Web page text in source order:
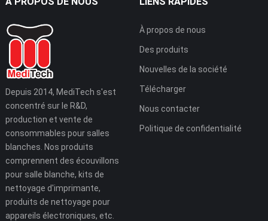
Depuis 2014, MediTech s'est
concentré sur le R&D,
production et vente de
consommables pour salles
blanches. Nos produits
comprennent des écouvillons
pour salle blanche, kits de
nettoyage d'imprimante,
produits de nettoyage pour
appareils électroniques, etc.
À propos de nous
Des produits
Nouvelles de la société
Télécharger
Nous contacter
Politique de confidentialité